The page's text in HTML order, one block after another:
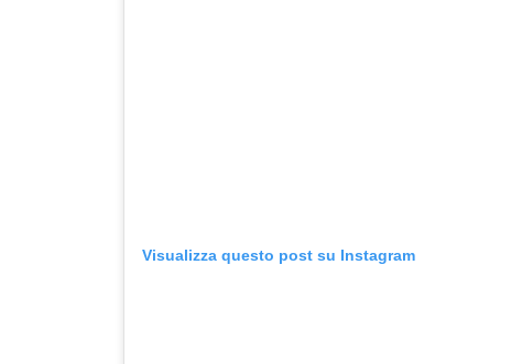
Visualizza questo post su Instagram